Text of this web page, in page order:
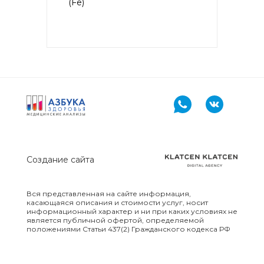
Аллергокомплекс перед
Желатин коровий с74, Латекс
k82, Хлоргексидин с8)
(ImmunoCAP) (основные
тимофеевка, береза, полынь;
дополнительные
ингаляционные: амброзия,
плесневый гриб)
(Fe)
Вся представленная на сайте информация,
касающаяся описания и стоимости услуг, носит
информационный характер и ни при каких условиях не
является публичной офертой, определяемой
положениями Статьи 437(2) Гражданского кодекса РФ
Создание сайта